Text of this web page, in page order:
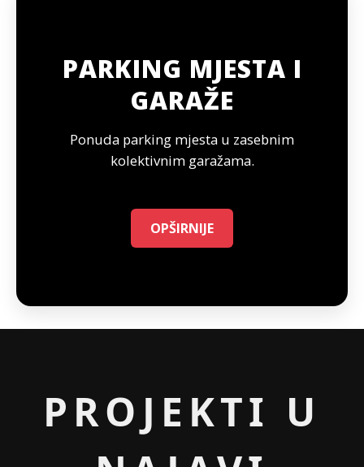
PARKING MJESTA I
GARAŽE
Ponuda parking mjesta u zasebnim
kolektivnim garažama.
OPŠIRNIJE
PROJEKTI U